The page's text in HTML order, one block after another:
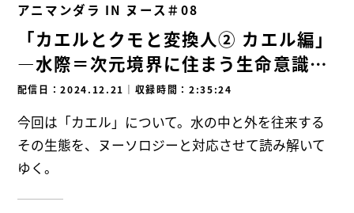
アニマンダラ IN ヌース＃08
「カエルとクモと変換人② カエル編」
―水際＝次元境界に住まう生命意識と
変換人―
配信日：2024.12.21 ｜ 収録時間：2:35:24
今回は「カエル」について。水の中と外を往来する
その生態を、ヌーソロジーと対応させて読み解いて
ゆく。